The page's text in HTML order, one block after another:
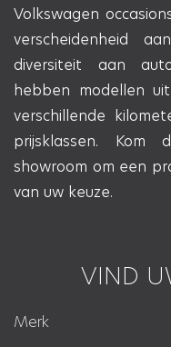
Volkswagen
verscheidenheid
diversiteit aan
hebben modellen
verschillende
prijsklassen.
showroom om een
van uw keuze.
VIND
Merk